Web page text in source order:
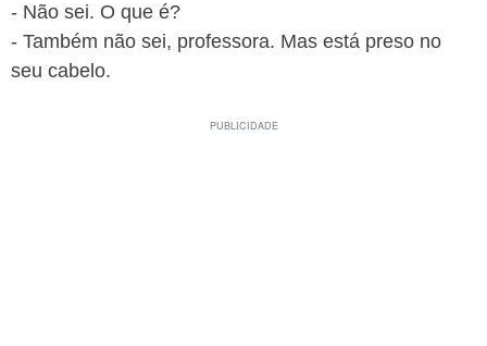
- Não sei. O que é?
- Também não sei, professora. Mas está preso no
seu cabelo.